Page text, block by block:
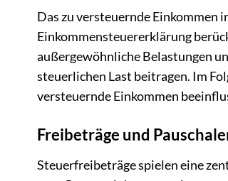
Das zu versteuernde Einkommen
Einkommensteuererklärung
außergewöhnliche Belastungen
steuerlichen Last beitragen. Im
versteuernde Einkommen
Freibeträge und
Steuerfreibeträge spielen eine